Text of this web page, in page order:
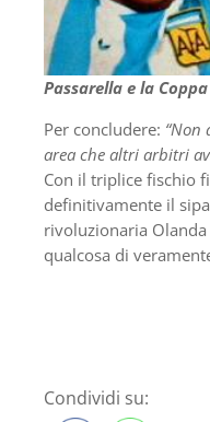
Passarella e la
Per concludere: “Non
area che altri arbitri
Con il triplice fischio
definitivamente il
rivoluzionaria Olanda
qualcosa di
Condividi su: